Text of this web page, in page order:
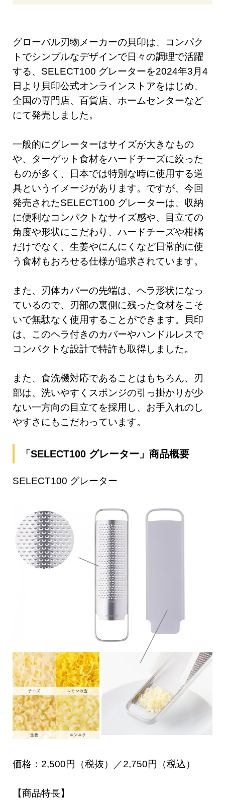
グローバル刃物メーカーの貝印は、コンパク
トでシンプルなデザインで日々の調理で活躍
する、SELECT100 グレーターを2024年3月4
日より貝印公式オンラインストアをはじめ、
全国の専門店、百貨店、ホームセンターなど
にて発売しました。
一般的にグレーターはサイズが大きなもの
や、ターゲット食材をハードチーズに絞った
ものが多く、日本では特別な時に使用する道
具というイメージがあります。ですが、今回
発売されたSELECT100 グレーターは、収納
に便利なコンパクトなサイズ感や、目立ての
角度や形状にこだわり、ハードチーズや柑橘
だけでなく、生姜やにんにくなど日常的に使
う食材もおろせる仕様が追求されています。
また、刃体カバーの先端は、ヘラ形状になっ
ているので、刃部の裏側に残った食材をこそ
いで無駄なく使用することができます。貝印
は、このヘラ付きのカバーやハンドルレスで
コンパクトな設計で特許も取得しました。
また、食洗機対応であることはもちろん、刃
部は、洗いやすくスポンジの引っ掛かりが少
ない一方向の目立てを採用し、お手入れのし
やすさにもこだわっています。
「SELECT100 グレーター」商品概要
SELECT100 グレーター
価格：2,500円（税抜）／2,750円（税込）
【商品特長】